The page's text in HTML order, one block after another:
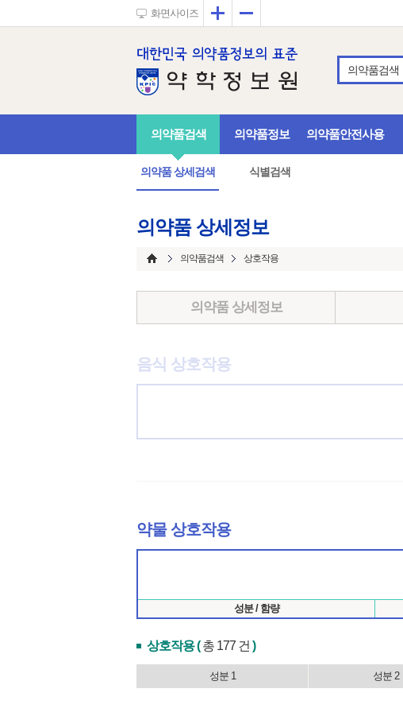
화면사이즈 확대
의약품검색
의약품검색
의약품 상세검색 식별검색
의약품정보 의약품안전사용
의약품 상세정보
의약품검색 상호작용
의약품 상세정보
음식 상호작용
약물 상호작용
성분 / 함량
상호작용 (총 177 건 )
성분 1 성분 2